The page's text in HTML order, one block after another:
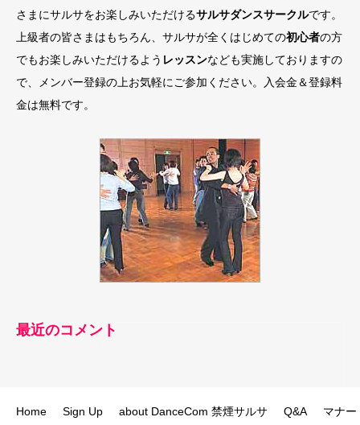
さまにサルサをお楽しみいただけるサルサダンスサークルです。
上級者の皆さまはもちろん、サルサが全くはじめての初心者の方
でもお楽しみいただけるよう レッスンなども実施しておりますの
で、メンバー登録の上お気軽にご参加ください。入会金＆登録料
金は無料です。
最近のコメント
Home Sign Up about DanceCom 禁煙サルサ Q&A マナー